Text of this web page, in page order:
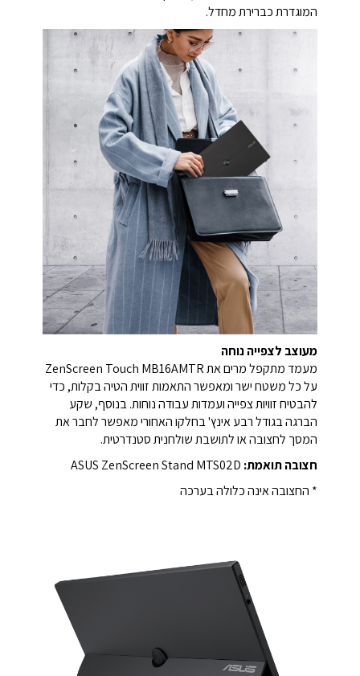
המוגדרת כברירת מחדל.
מעוצב לצפייה נוחה
על כל משטח ישר ומאפשר התאמות זווית הטיה בקלות, כדי
להבטיח זוויות צפייה ועמדות עבודה נוחות. בנוסף, שקע
הברגה בגודל רבע אינץ' בחלקו האחורי מאפשר לחבר את
המסך לחצובה או לתושבת שולחנית סטנדרטית.
חצובה תואמת:
* החצובה אינה כלולה בערכה